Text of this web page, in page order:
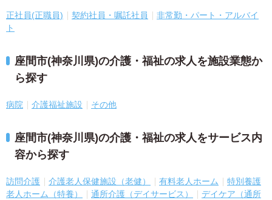
正社員(正職員) 契約社員・嘱託社員
非常勤・パート・アルバイ
ト
座間市(神奈川県)の介護・福祉の求人を施設業態か
ら探す
病院 介護福祉施設 その他
座間市(神奈川県)の介護・福祉の求人をサービス内
容から探す
訪問介護 介護老人保健施設（老健） 有料老人ホーム
特別養護
老人ホーム（特養）
通所介護（デイサービス）
デイケア（通所